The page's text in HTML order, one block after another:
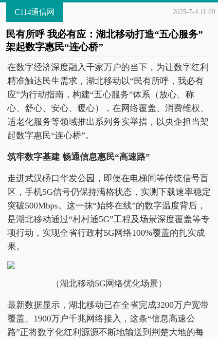
C114通信网 2025-7-4 11:09
民有所呼 我必有应：湖北移动打造“五心服务”
架起数字惠民“连心桥”
在数字经济深度融入千家万户的当下，为让数字红利
精准触达民生需求，湖北移动以“民有所呼，我必有
应”为行动指南，构建“五心服务”体系（放心、称
心、舒心、安心、暖心），在网络覆盖、消费维权、
适老化服务等领域推出系列务实举措，以央企担当架
起数字惠民“连心桥”。
筑牢数字基建 畅通信息惠民“高速路”
走进武汉硚口华发公园，即便在电梯间等传统信号盲
区，手机5G信号仍保持满格状态，实测下载速率稳定
突破500Mbps。这一抹“始终在线”的数字温度背后，
是湖北移动通过“村村通5G”工程及场景深度覆盖等专
项行动，实现全省行政村5G网络100%覆盖的扎实成
果。
（湖北移动5G网络优化场景）
最新数据显示，湖北移动已在全省完成3200万户宽带
覆盖、1900万户千兆网络接入，这条“信息高速公
路”正将数字化红利源源不断地输送到荆楚大地的每